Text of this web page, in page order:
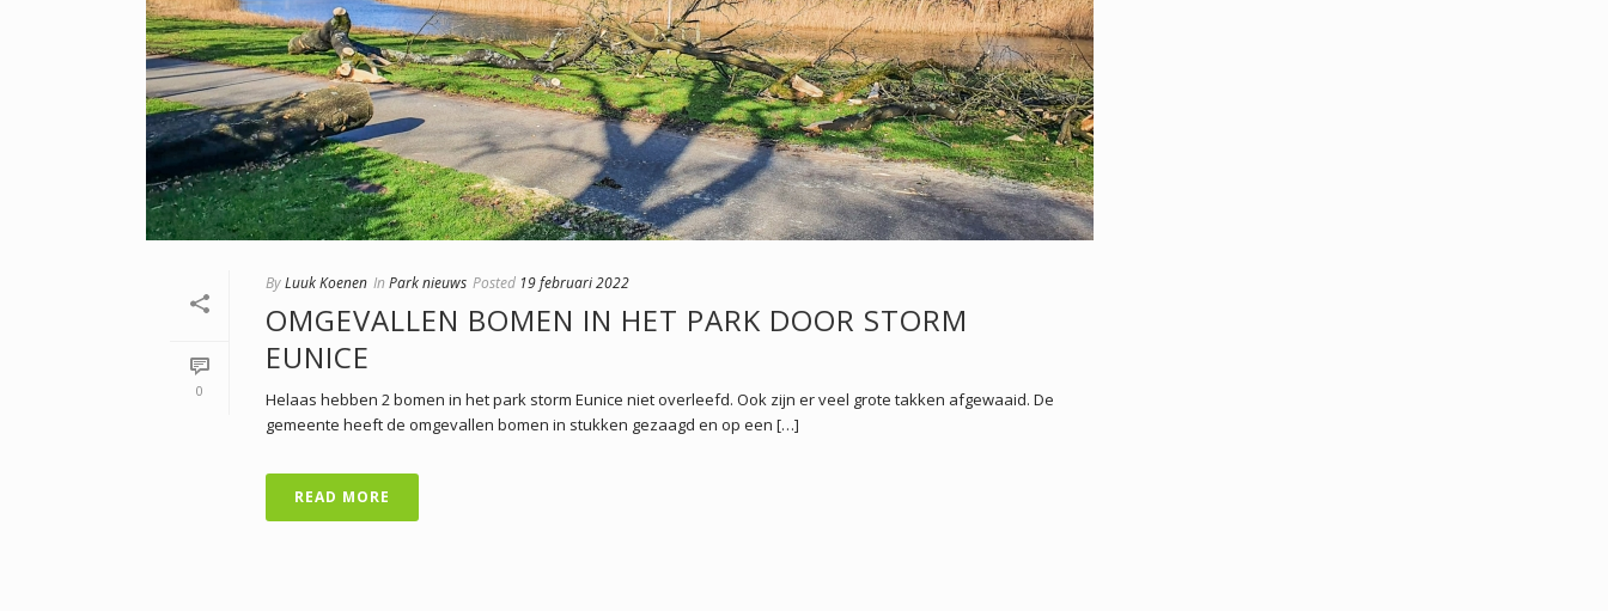
0
ByLuuk Koenen In Park nieuws Posted 19 februari 2022
OMGEVALLEN BOMEN IN HET PARK DOOR STORM
EUNICE
Helaas hebben 2 bomen in het park storm Eunice niet overleefd. Ook zijn er veel grote takken afgewaaid. De
gemeente heeft de omgevallen bomen in stukken gezaagd en op een […]
READ MORE